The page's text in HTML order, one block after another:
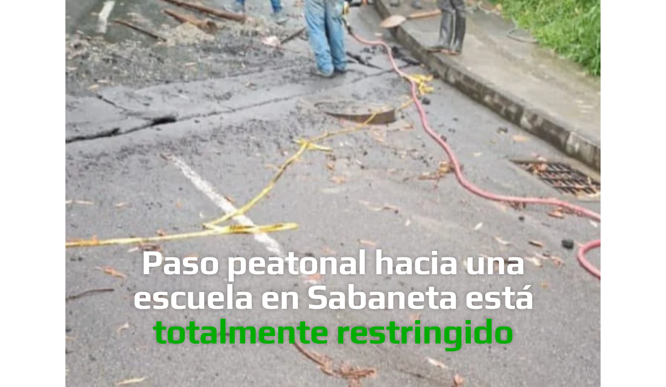
Paso peatonal hacia una
escuela en Sabaneta está
totalmente restringido